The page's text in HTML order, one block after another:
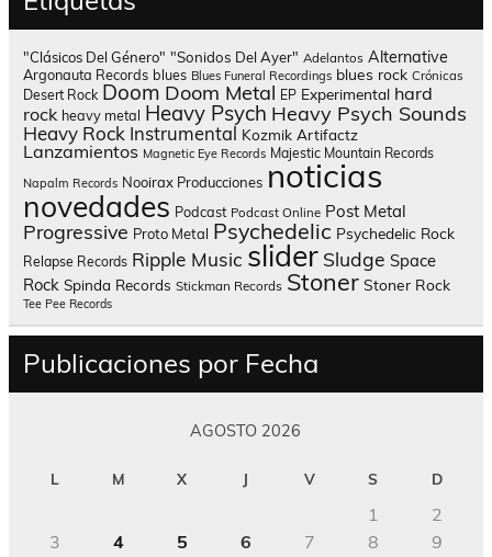
"Clásicos Del Género" "Sonidos Del Ayer" Adelantos Alternative
Argonauta Records blues Blues Funeral Recordings blues rock Crónicas
Desert Rock Doom Doom Metal EP Experimental hard
rock heavy metal Heavy Psych Heavy Psych Sounds
Heavy Rock Instrumental Kozmik Artifactz
Lanzamientos Magnetic Eye Records Majestic Mountain Records
Napalm Records Nooirax Producciones noticias
novedades Podcast Podcast Online Post Metal
Progressive Proto Metal Psychedelic Psychedelic Rock
Relapse Records Ripple Music slider Sludge Space
Rock Spinda Records Stickman Records Stoner Stoner Rock
Tee Pee Records
Publicaciones por Fecha
AGOSTO 2026
L M X J V S D
1
2
3
4 5 6 7 8
9